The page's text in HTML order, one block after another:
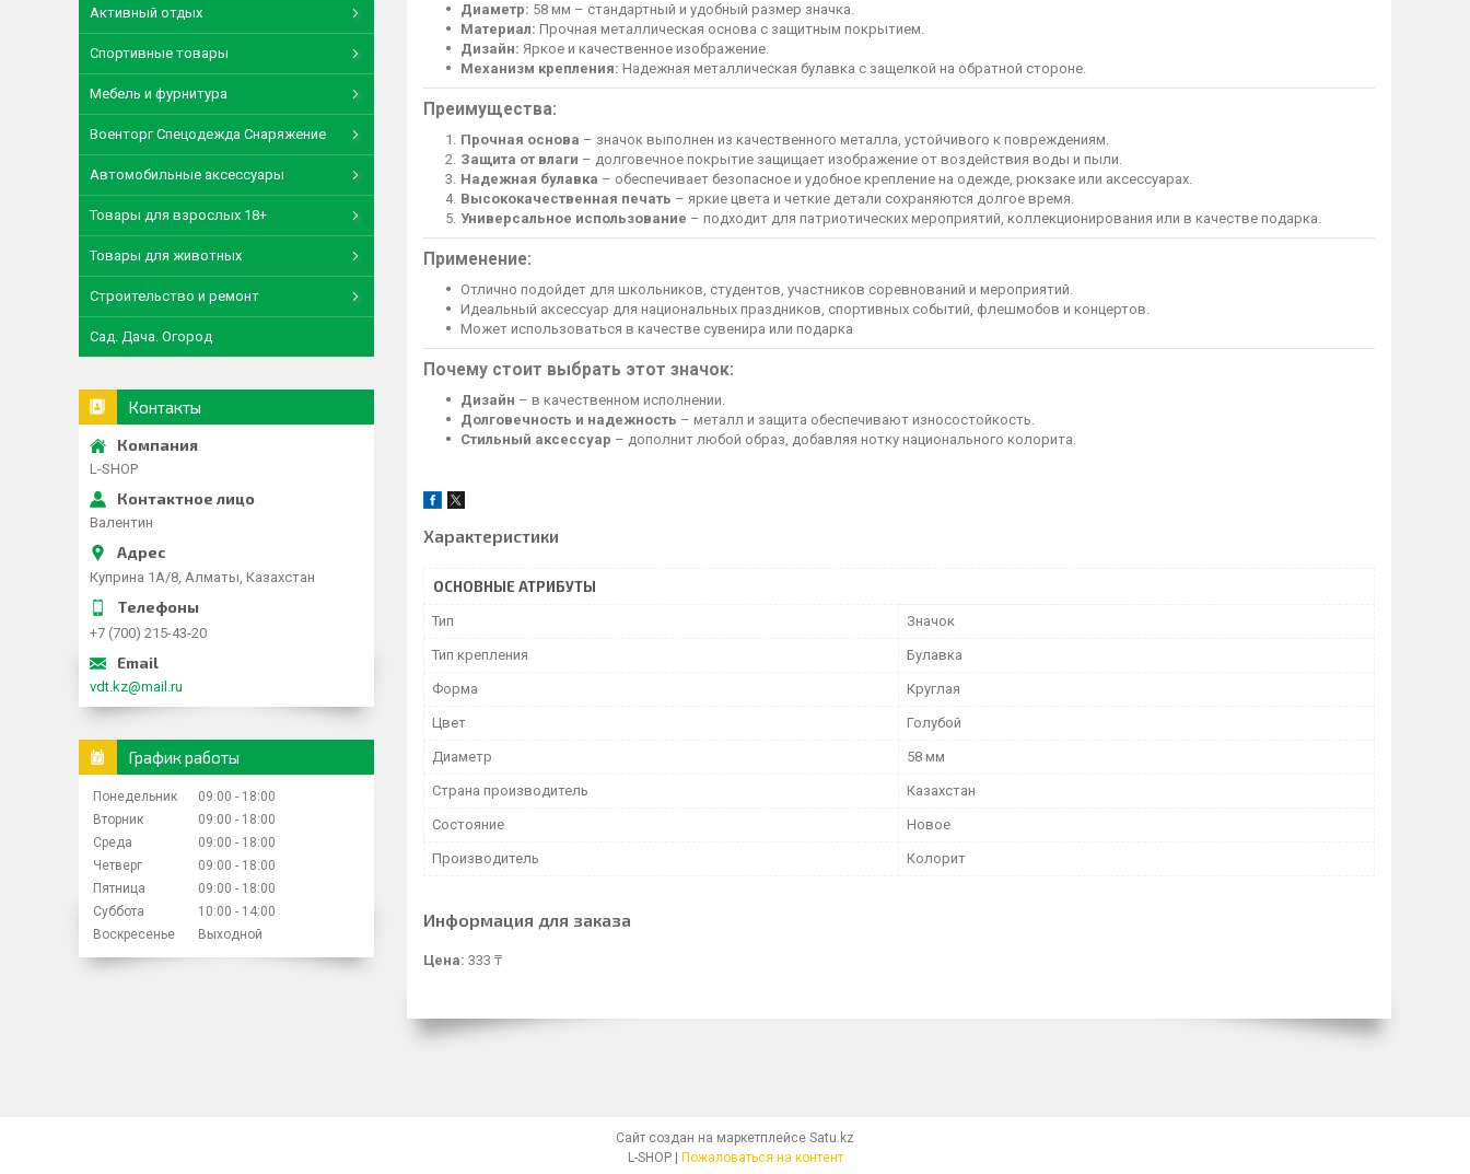
Диаметр: 58 мм – стандартный и удобный размер значка.
Материал: Прочная металлическая основа с защитным покрытием.
Дизайн: Яркое и качественное изображение.
Механизм крепления: Надежная металлическая булавка с защелкой на обратной стороне.
Преимущества:
Прочная основа – значок выполнен из качественного металла, устойчивого к повреждениям.
Защита от влаги – долговечное покрытие защищает изображение от воздействия воды и пыли.
Надежная булавка – обеспечивает безопасное и удобное крепление на одежде, рюкзаке или аксессуарах.
Высококачественная печать – яркие цвета и четкие детали сохраняются долгое время.
Универсальное использование – подходит для патриотических мероприятий, коллекционирования или в качестве подарка.
Применение:
Отлично подойдет для школьников, студентов, участников соревнований и мероприятий.
Идеальный аксессуар для национальных праздников, спортивных событий, флешмобов и концертов.
Может использоваться в качестве сувенира или подарка
Почему стоит выбрать этот значок:
Дизайн – в качественном исполнении.
Долговечность и надежность – металл и защита обеспечивают износостойкость.
Стильный аксессуар – дополнит любой образ, добавляя нотку национального колорита.
Характеристики
ОСНОВНЫЕ АТРИБУТЫ
Тип Значок
Тип крепления Булавка
Форма Круглая
Цвет Голубой
Диаметр 58 мм
Страна производитель Казахстан
Состояние Новое
Производитель Колорит
Информация для заказа
Цена: 333 ₸
Активный отдых
Спортивные товары
Мебель и фурнитура
Военторг Спецодежда Снаряжение
Автомобильные аксессуары
Товары для взрослых 18+
Товары для животных
Строительство и ремонт
Сад. Дача. Огород
Контакты
L-SHOP
Валентин
Куприна 1A/8, Алматы, Казахстан
+7 (700) 215-43-20
vdt.kz@mail.ru
График работы
Понедельник 09:00
18:00
Вторник
09:00
18:00
Среда
09:00
18:00
Четверг
09:00
18:00
Пятница
09:00
18:00
Суббота
10:00
14:00
Воскресенье
Выходной
Сайт создан на маркетплейсе Satu.kz
Пожаловаться на контент